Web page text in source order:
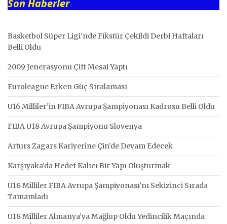
Son Haberler
Basketbol Süper Ligi’nde Fikstür Çekildi Derbi Haftaları
Belli Oldu
2009 Jenerasyonu Çift Mesai Yaptı
Euroleague Erken Güç Sıralaması
U16 Milliler’in FIBA Avrupa Şampiyonası Kadrosu Belli Oldu
FIBA U18 Avrupa Şampiyonu Slovenya
Arturs Zagars Kariyerine Çin’de Devam Edecek
Karşıyaka’da Hedef Kalıcı Bir Yapı Oluşturmak
U18 Milliler FIBA Avrupa Şampiyonası’nı Sekizinci Sırada
Tamamladı
U18 Milliler Almanya’ya Mağlup Oldu Yedincilik Maçında